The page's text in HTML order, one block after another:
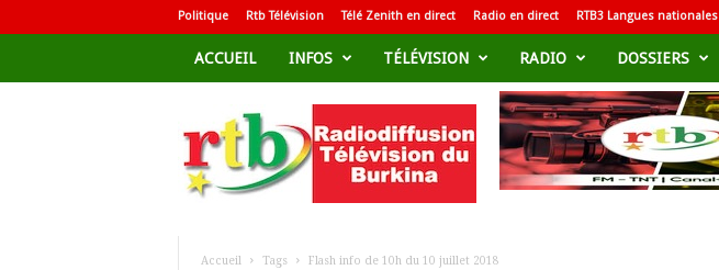
Politique Rtb Télévision Télé Zenith en direct Radio en direct RTB3 Langues nationales
ACCUEIL INFOS TÉLÉVISION RADIO DOSSIERS
d
i
Accueil Tags Flash info de 10h du 10 juillet 2018